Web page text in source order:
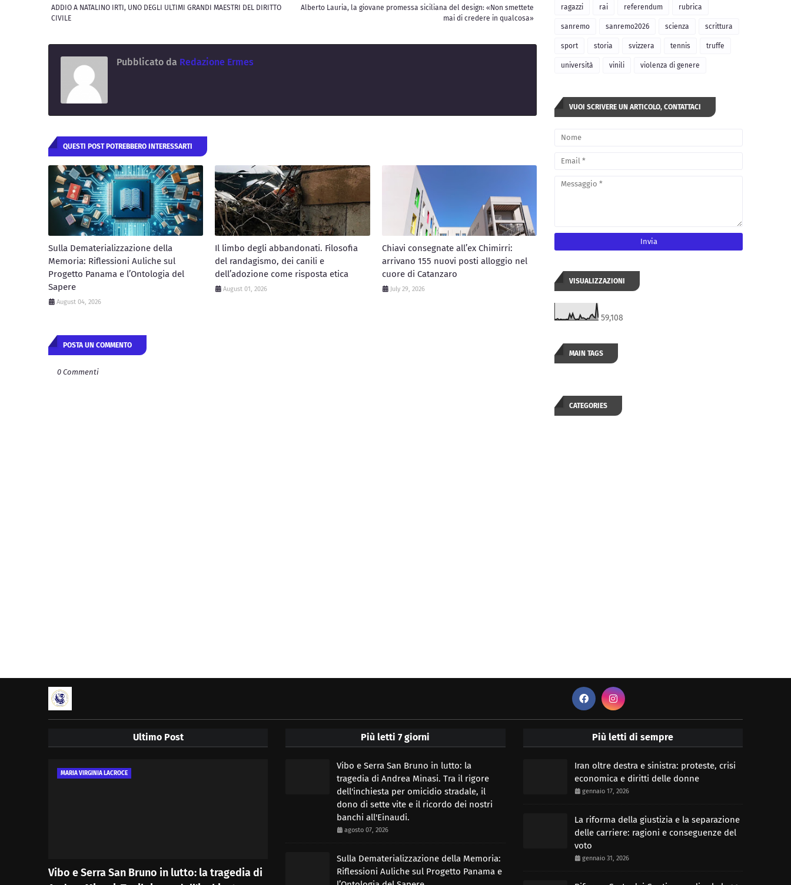
Alberto Lauria, la giovane promessa siciliana del design: «Non smettete
mai di credere in qualcosa»
ADDIO A NATALINO IRTI, UNO DEGLI ULTIMI GRANDI MAESTRI DEL DIRITTO
CIVILE
Pubblicato da Redazione Ermes
QUESTI POST POTREBBERO INTERESSARTI
Sulla Dematerializzazione della
Memoria: Riflessioni Auliche sul
Progetto Panama e l’Ontologia del
Sapere
August 04, 2026
Il limbo degli abbandonati. Filosofia
del randagismo, dei canili e
dell’adozione come risposta etica
August 01, 2026
Chiavi consegnate all’ex Chimirri:
arrivano 155 nuovi posti alloggio nel
cuore di Catanzaro
July 29, 2026
POSTA UN COMMENTO
0 Commenti
ragazzi rai referendum rubrica
sanremo sanremo2026 scienza scrittura
sport storia svizzera tennis truffe
università vinili violenza di genere
VUOI SCRIVERE UN ARTICOLO, CONTATTACI
VISUALIZZAZIONI
59,108
MAIN TAGS
CATEGORIES
Ultimo Post
MARIA VIRGINIA LACROCE
Vibo e Serra San Bruno in lutto: la tragedia di
Più letti 7 giorni
Vibo e Serra San Bruno in lutto: la
tragedia di Andrea Minasi. Tra il rigore
dell'inchiesta per omicidio stradale, il
dono di sette vite e il ricordo dei nostri
banchi all'Einaudi.
agosto 07, 2026
Sulla Dematerializzazione della Memoria:
Riflessioni Auliche sul Progetto Panama e
Più letti di sempre
Iran oltre destra e sinistra: proteste, crisi
economica e diritti delle donne
gennaio 17, 2026
La riforma della giustizia e la separazione
delle carriere: ragioni e conseguenze del
voto
gennaio 31, 2026